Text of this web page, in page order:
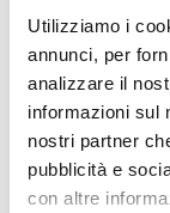
Utilizziamo i
annunci, per
analizzare il
informazioni sul
nostri partner
pubblicità e
con altre
che è forte
aspetto, la
porte di
del
favorevole